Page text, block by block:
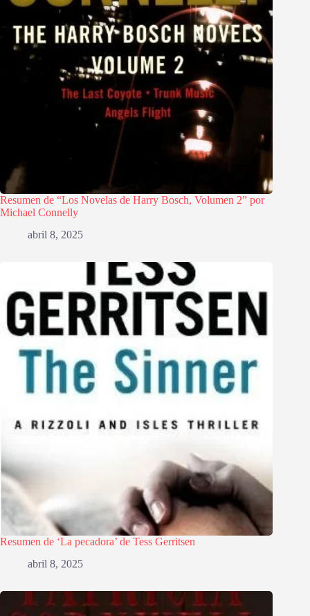
Resumen de “Los Novelas de Harry Bosch, Volumen 2” por
Michael Connelly
abril 8, 2025
Resumen de ‘La pecadora’ de Tess Gerritsen
abril 8, 2025